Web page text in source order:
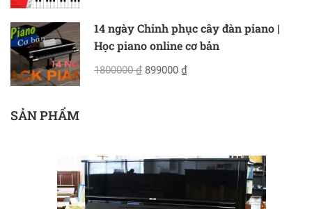
14 ngày Chinh phục cây đàn piano |
Học piano online cơ bản
1800000 ₫ 899000 ₫
SẢN PHẨM